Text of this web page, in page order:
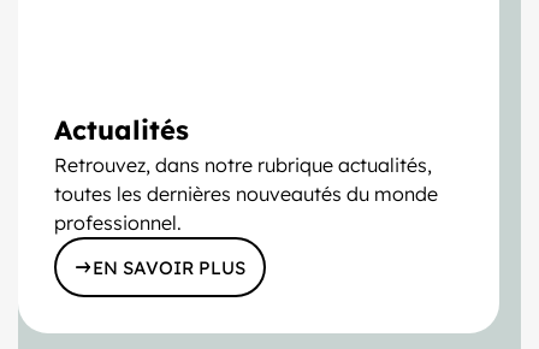
Actualités
Retrouvez, dans notre rubrique actualités,
toutes les dernières nouveautés du monde
professionnel.
EN SAVOIR PLUS